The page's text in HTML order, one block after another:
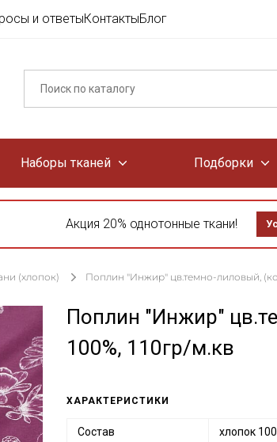
и ответыКонтактыБлог
Наборы тканей Подборки
Акция 20% однотонные ткани!
(хлопок) Поплин "Инжир" цв.темно-лиловый,
Поплин "Инжир"
100%, 110гр/м.кв
ХАРАКТЕРИСТИКИ
Состав хлопок